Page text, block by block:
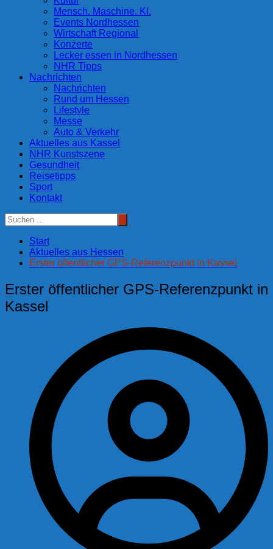
Mensch. Maschine. KI.
Events Nordhessen
Wirtschaft Regional
Konzerte
Lecker essen in Nordhessen
NHR Tipps
Nachrichten
Nachrichten
Rund um Hessen
Lifestyle
Messe
Auto & Verkehr
Aktuelles aus Kassel
NHR Kunstszene
Gesundheit
Reisetipps
Sport
Kontakt
Start
Aktuelles aus Hessen
Erster öffentlicher GPS-Referenzpunkt in Kassel
Erster öffentlicher GPS-Referenzpunkt in
Kassel